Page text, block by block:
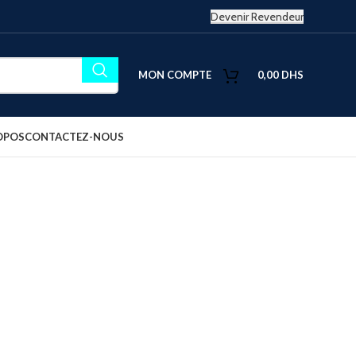
Devenir Revendeur
MON COMPTE 0,00 DHS
CONTACTEZ-NOUS